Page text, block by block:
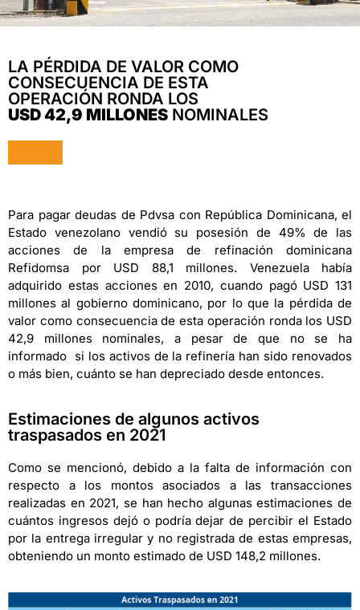
LA PÉRDIDA DE VALOR COMO
CONSECUENCIA DE ESTA
OPERACIÓN RONDA LOS
USD 42,9 MILLONES NOMINALES
Para pagar deudas de Pdvsa con República Dominicana, el
Estado venezolano vendió su posesión de 49% de las
acciones de la empresa de refinación dominicana
Refidomsa por USD 88,1 millones. Venezuela había
adquirido estas acciones en 2010, cuando pagó USD 131
millones al gobierno dominicano, por lo que la pérdida de
valor como consecuencia de esta operación ronda los USD
42,9 millones nominales, a pesar de que no se ha
informado si los activos de la refinería han sido renovados
o más bien, cuánto se han depreciado desde entonces.
Estimaciones de algunos activos
traspasados en 2021
Como se mencionó, debido a la falta de información con
respecto a los montos asociados a las transacciones
realizadas en 2021, se han hecho algunas estimaciones de
cuántos ingresos dejó o podría dejar de percibir el Estado
por la entrega irregular y no registrada de estas empresas,
obteniendo un monto estimado de USD 148,2 millones.